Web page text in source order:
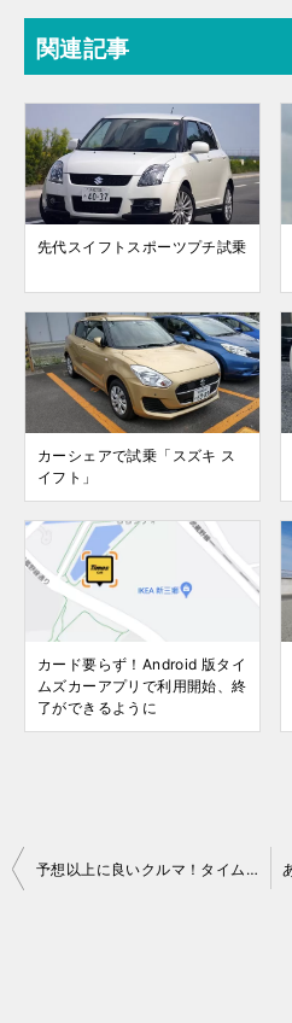
関連記事
先代スイフトスポーツプチ試乗
カーシェアで試乗「スズキ ス
イフト」
カード要らず！Android 版タイ
ムズカーアプリで利用開始、終
了ができるように
投
予想以上に良いクルマ！タイムズカーで日産ルークスを借りてみました